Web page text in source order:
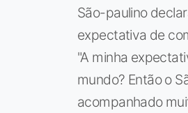
São-paulino
expectativa de
"A minha
mundo? Então o
acompanhado